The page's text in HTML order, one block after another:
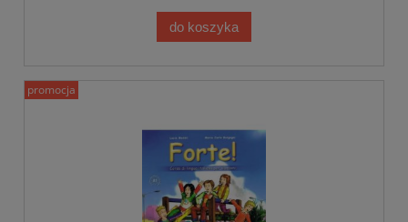
do koszyka
promocja